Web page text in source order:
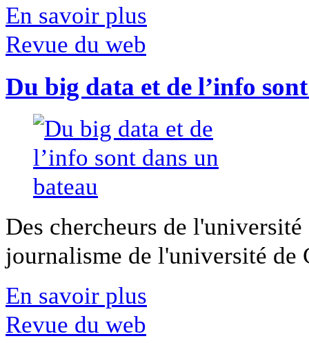
En savoir plus
Revue du web
Du big data et de l’info
Des chercheurs de
journalisme de l'université
En savoir plus
Revue du web